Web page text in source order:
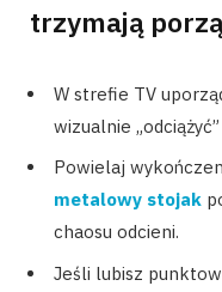
trzymają
W strefie TV
wizualnie
Powielaj
metalowy stojak
chaosu odcieni.
Jeśli lubisz